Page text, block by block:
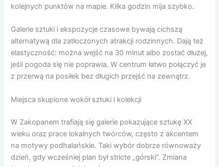
kolejnych punktów na mapie. Kilka godzin mija szybko.
Galerie sztuki i ekspozycje czasowe bywają cichszą
alternatywą dla zatłoczonych atrakcji rodzinnych. Dają też
elastyczność: można wejść na 30 minut albo zostać dłużej,
jeśli pogoda się nie poprawia. W centrum łatwo połączyć je
z przerwą na posiłek bez długich przejść na zewnątrz.
Miejsca skupione wokół sztuki i kolekcji
W Zakopanem trafiają się galerie pokazujące sztukę XX
wieku oraz prace lokalnych twórców, często z akcentem
na motywy podhalańskie. Taki wybór dobrze równoważy
dzień, gdy wcześniej plan był stricte „górski”. Zmiana